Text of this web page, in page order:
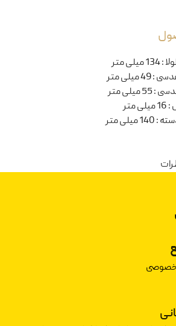
:134 میلی متر
عدسی:49 میلی متر
:55 میلی متر
:16 میلی متر
:140 میلی متر
خصوصی